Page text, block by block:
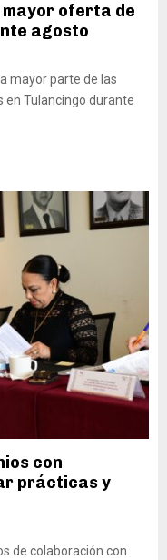
oferta de
agosto
mayor parte de las
Tulancingo durante
con
prácticas y
de colaboración con